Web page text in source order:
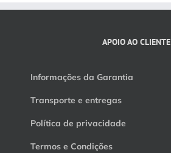
APOIO AO CLIENTE
Informações da Garantia
Transporte e entregas
Política de privacidade
Termos e Condições